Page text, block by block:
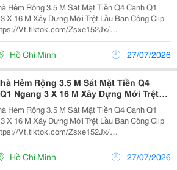
Hẻm Rộng 3.5 M Sát Mặt Tiền Q4 Cạnh Q1
Mới Trệt Lầu Ban Công Clip
Shorts/Nfj2E8Fi2Mg?
3 Pn 3 Wc Đặt Biệt Tầng Trệt Có
Riêng...
Hồ Chí Minh 27/07/2026
Hẻm Rộng 3.5 M Sát Mặt Tiền Q4
Mới Trệt
Công
Hẻm Rộng 3.5 M Sát Mặt Tiền Q4 Cạnh Q1
Mới Trệt Lầu Ban Công Clip
Shorts/Nfj2E8Fi2Mg?
3 Pn 3 Wc Đặt Biệt Tầng Trệt Có
Riêng...
Hồ Chí Minh 27/07/2026